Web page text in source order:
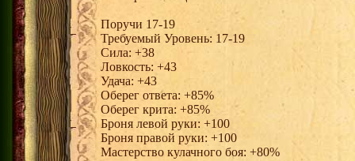
Поручи 17-19
Требуемый Уровень: 17-19
Сила: +38
Ловкость: +43
Удача: +43
Оберег ответа: +85%
Оберег крита: +85%
Броня левой руки: +100
Броня правой руки: +100
Мастерство кулачного боя: +80%